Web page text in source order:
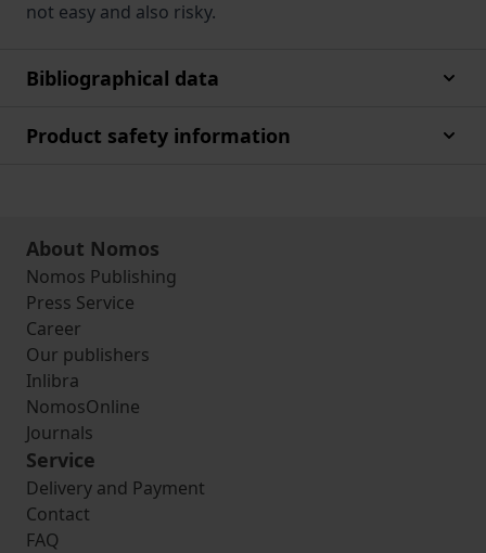
not easy and also risky.
Bibliographical data
Product safety information
About Nomos
Nomos Publishing
Press Service
Career
Our publishers
Inlibra
NomosOnline
Journals
Service
Delivery and Payment
Contact
FAQ